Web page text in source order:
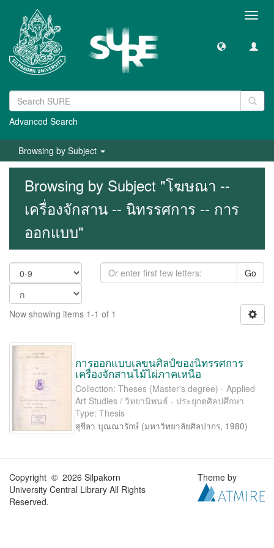
Advanced Search
Browsing by Subject
Browsing by Subject "โฆษณา --
เครื่องจักสาน -- นิทรรศการ -- การ
ออกแบบ"
Go
Now showing items 1-1 of 1
การออกแบบเลขนศิลป์ของนิทรรศการ
เครื่องจักสานไม้ไผ่ภาคเหนือ
Collection: Theses (Master's degree) - Applied
Art Studies / วิทยานิพนธ์ - ประยุกตศิลปศึกษา
Type: Thesis
สุชีลา บุณณารักษ์ (มหาวิทยาลัยศิลปากร, 1980)
Copyright © 2026 Silpakorn
University Central Library All Rights
Reserved.
Theme by